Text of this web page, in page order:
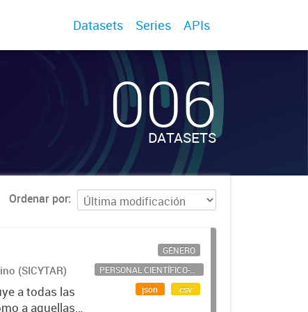
Datasets Series APIs
006
DATASETS
Ordenar por
(SICYTAR)
a todas las
a aquellas
GÉNERO
PERSONAL CIENTÍFICO-TECNOLÓGICO
json
csv